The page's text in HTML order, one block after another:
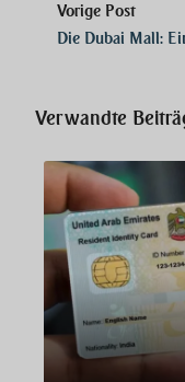
Vorige Post
Die Dubai Mall:
Verwandte